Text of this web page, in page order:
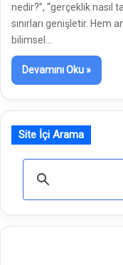
nedir?”, “gerçeklik nasıl
sınırları genişletir.
bilimsel…
Devamını Oku »
Site İçi Arama